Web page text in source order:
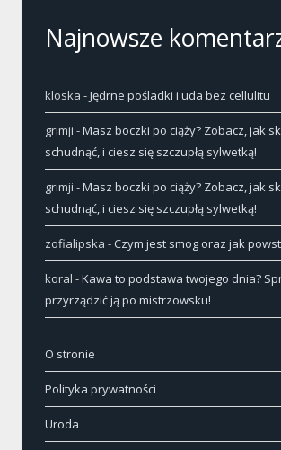
Najnowsze
kloska -Jędrne pośladki i uda bez cellulitu
grimji -Masz boczki po ciąży? Zobacz, jak
schudnąć, i ciesz się szczupłą sylwetką!
grimji -Masz boczki po ciąży? Zobacz, jak
schudnąć, i ciesz się szczupłą sylwetką!
zofialipska -Czym jest smog oraz jak
koral -Kawa to podstawa twojego dnia?
przyrządzić ją po mistrzowsku!
O stronie
Polityka prywatności
Uroda